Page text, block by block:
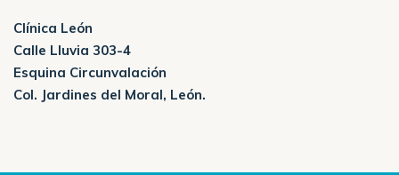
Clínica León
Calle Lluvia 303-4
Esquina Circunvalación
Col. Jardines del Moral, León.